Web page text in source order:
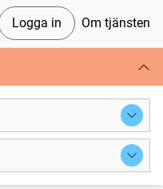
Logga in Om tjänsten